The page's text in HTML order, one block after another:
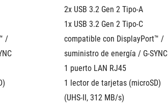
/
2x USB 3.2 Gen 2 Tipo-A
1x USB 3.2 Gen 2 Tipo-C
compatible con DisplayPort™ /
suministro de energía / G-SYNC
1 puerto LAN RJ45
1 lector de tarjetas (microSD)
(UHS-II, 312 MB/s)